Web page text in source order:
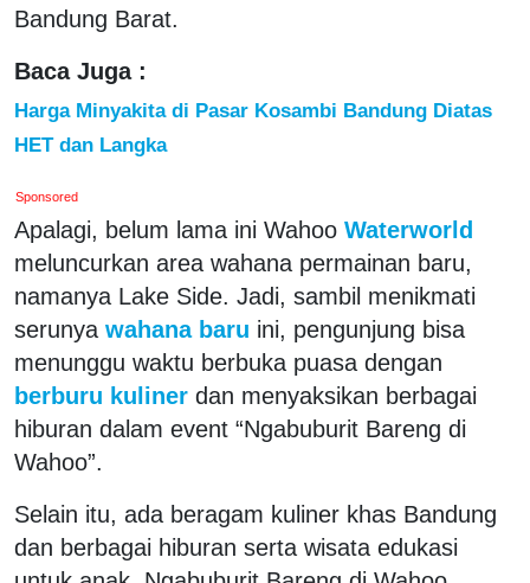
Bandung Barat.
Baca Juga :
Harga Minyakita di Pasar Kosambi Bandung Diatas
HET dan Langka
Sponsored
Apalagi, belum lama ini Wahoo Waterworld
meluncurkan area wahana permainan baru,
namanya Lake Side. Jadi, sambil menikmati
serunya wahana baru ini, pengunjung bisa
menunggu waktu berbuka puasa dengan
berburu kuliner dan menyaksikan berbagai
hiburan dalam event “Ngabuburit Bareng di
Wahoo”.
Selain itu, ada beragam kuliner khas Bandung
dan berbagai hiburan serta wisata edukasi